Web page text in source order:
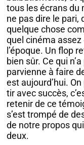
tous les écrans du
ne pas dire le pari,
quelque chose
quel cinéma assez
l’époque. Un flop
bien sûr. Ce qui
parvienne à faire
est aujourd’hui.
tir avec succès,
retenir de ce
s’est trompé de
de notre propos
deux.